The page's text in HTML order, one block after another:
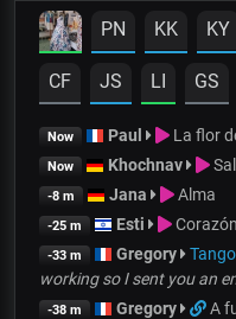
PN KK KY
CF JS LI GS
Now Paul La flor
Now Khochnav
-8 m Jana Alma
-25 m Esti
-33 m Gregory
working so I sent you an
-38 m Gregory A